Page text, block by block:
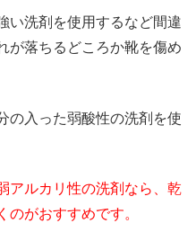
い洗剤を使用するなど間違
が落ちるどころか靴を傷め
の入った弱酸性の洗剤を使
アルカリ性の洗剤なら、乾
のがおすすめです。